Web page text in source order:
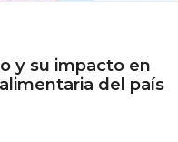
y su impacto en
del país